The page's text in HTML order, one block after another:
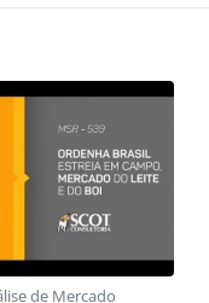
de Mercado